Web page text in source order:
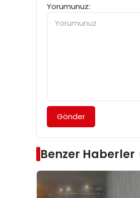
Yorumunuz:
Gönder
Benzer Haberler